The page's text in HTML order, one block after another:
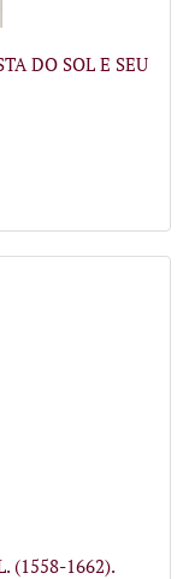
DO SOL E SEU
(1558-1662).